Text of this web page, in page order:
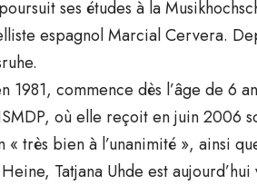
ses études à la
espagnol Marcial Cervera.
1981, commence dès l’âge de 6
où elle reçoit en juin
« très bien à l’unanimité », ainsi
Tatjana Uhde est